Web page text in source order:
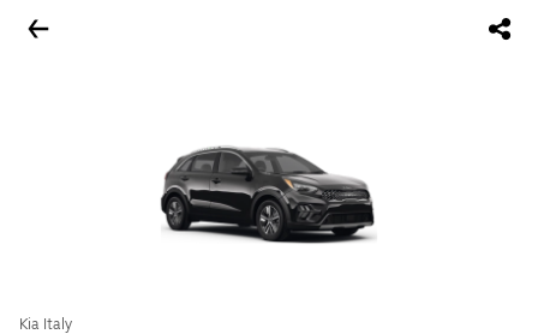
Kia Italy